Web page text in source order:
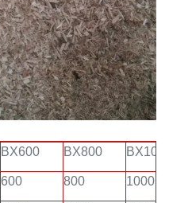
BX600 BX800
600 800 1000